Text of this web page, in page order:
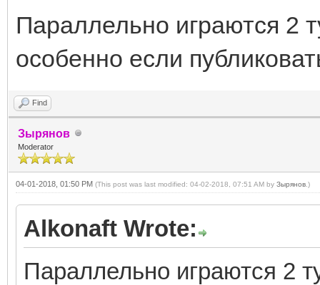
Параллельно играются 2
особенно если
Find
Зырянов
Moderator
04-01-2018, 01:50 PM (This post was last modified: 04-02-2018, 07:51 AM by Зырянов .)
Alkonaft Wrote:
Параллельно играются 2